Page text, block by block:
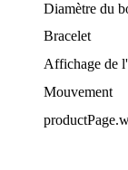
Diamètre du
Bracelet
Affichage de
Mouvement